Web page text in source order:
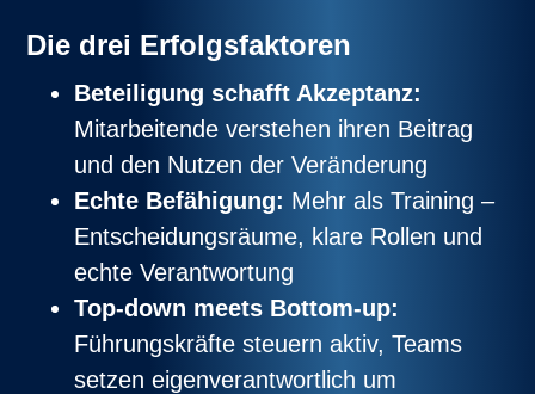
Die drei Erfolgsfaktoren
Beteiligung schafft Akzeptanz:
Mitarbeitende verstehen ihren Beitrag
und den Nutzen der Veränderung
Echte Befähigung: Mehr als Training –
Entscheidungsräume, klare Rollen und
echte Verantwortung
Top-down meets Bottom-up:
Führungskräfte steuern aktiv, Teams
setzen eigenverantwortlich um